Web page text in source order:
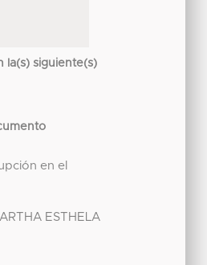
la(s) siguiente(s)
en el
ESTHELA